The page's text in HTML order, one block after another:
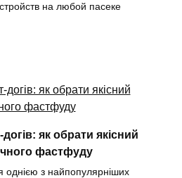
на любой пасеке
як обрати якісний
фастфуду
однією з найпопулярніших